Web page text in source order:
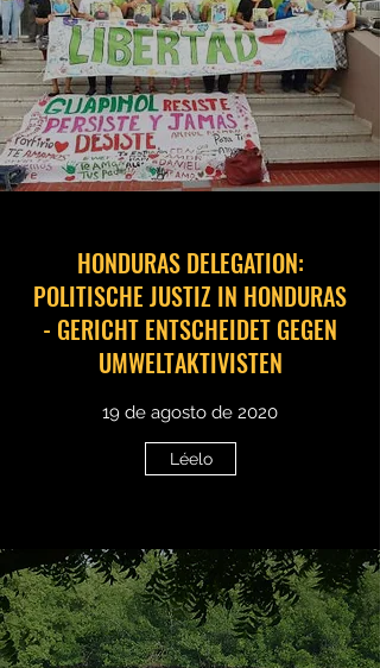
HONDURAS DELEGATION:
POLITISCHE JUSTIZ IN HONDURAS
- GERICHT ENTSCHEIDET GEGEN
UMWELTAKTIVISTEN
19 de agosto de 2020
Léelo